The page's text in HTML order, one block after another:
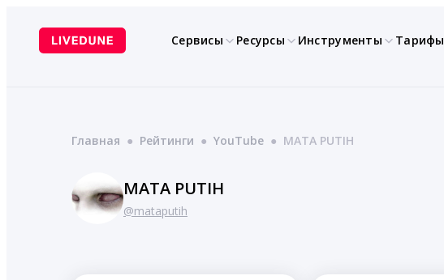
содержимому
Сервисы Ресурсы Инструменты Тарифы
Главная ● Рейтинги ● YouTube ● MATA PUTIH
MATA PUTIH
@mataputih